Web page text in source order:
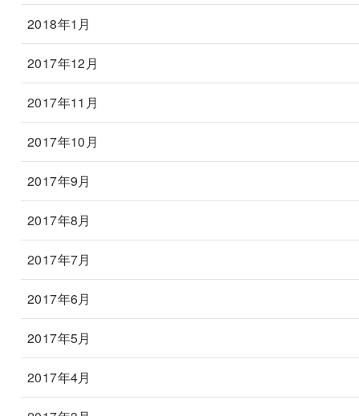
2018年1月
2017年12月
2017年11月
2017年10月
2017年9月
2017年8月
2017年7月
2017年6月
2017年5月
2017年4月